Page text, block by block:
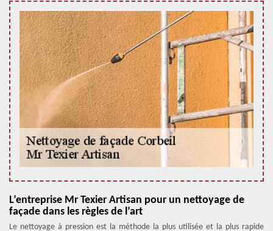
L’entreprise Mr Texier Artisan pour un nettoyage de
façade dans les règles de l’art
Le nettoyage à pression est la méthode la plus utilisée et la plus rapide